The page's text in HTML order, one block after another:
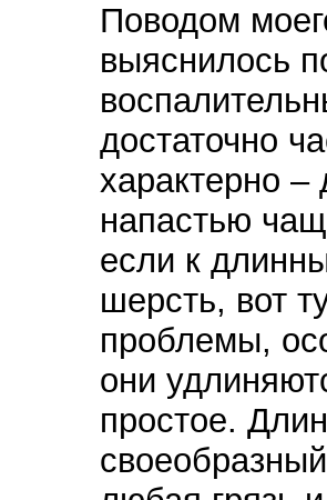
Поводом
выяснилось
достаточно
характерно –
напастью
если к
шерсть, вот
проблемы,
они
простое.